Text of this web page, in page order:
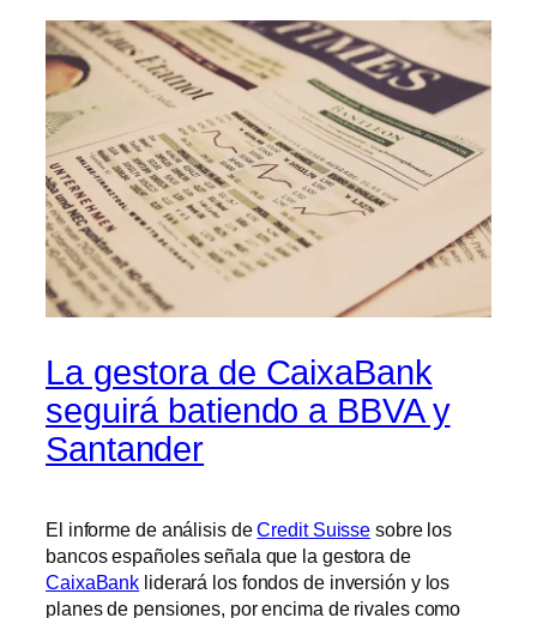
La gestora de CaixaBank
seguirá batiendo a BBVA y
Santander
El informe de análisis deCredit Suisse sobre los
bancos españoles señala que la gestora de
CaixaBank liderará los fondos de inversión y los
planes de pensiones, por encima de rivales como